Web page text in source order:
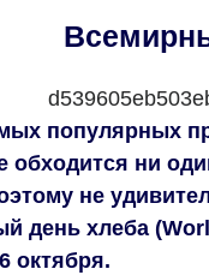
популярных
обходится ни
не
день хлеба
октября.